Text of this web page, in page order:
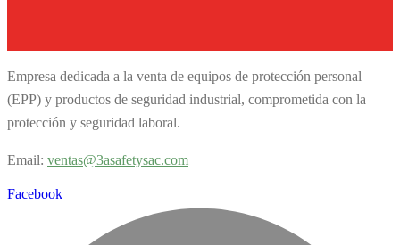
Empresa dedicada a la venta de equipos de protección personal
(EPP) y productos de seguridad industrial, comprometida con la
protección y seguridad laboral.
Email: ventas@3asafetysac.com
Facebook